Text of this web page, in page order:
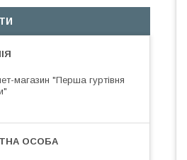
магазин "Перша гуртівня